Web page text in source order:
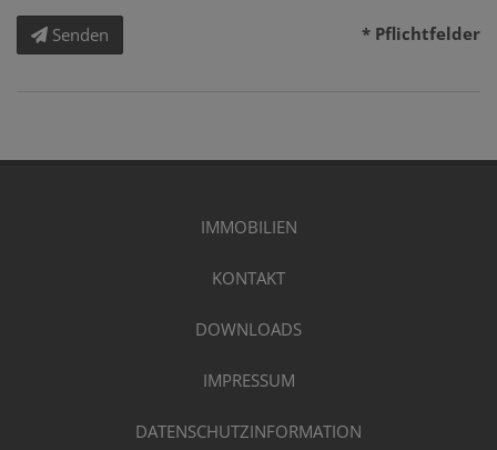
Senden * Pflichtfelder
IMMOBILIEN
KONTAKT
DOWNLOADS
IMPRESSUM
DATENSCHUTZINFORMATION